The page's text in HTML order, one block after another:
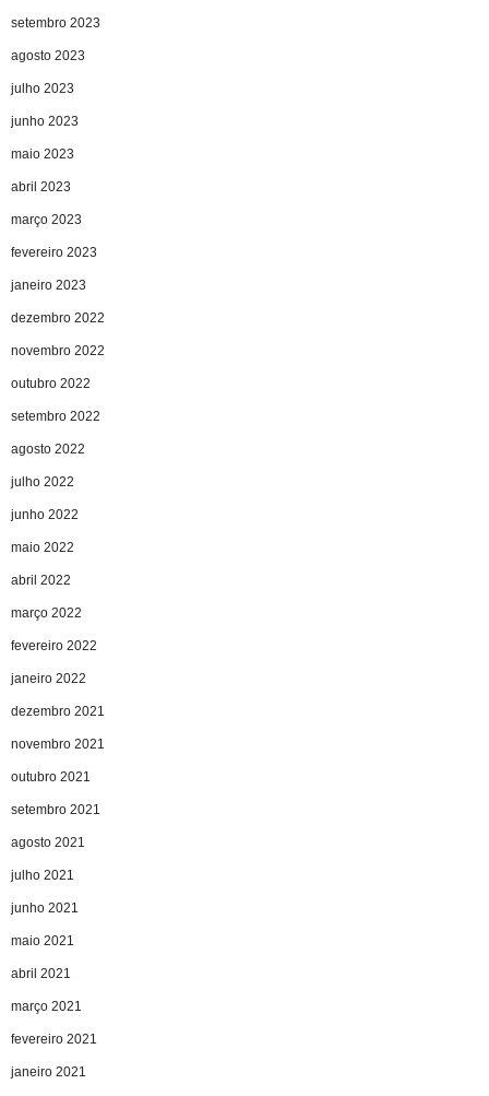
setembro 2023
agosto 2023
julho 2023
junho 2023
maio 2023
abril 2023
março 2023
fevereiro 2023
janeiro 2023
dezembro 2022
novembro 2022
outubro 2022
setembro 2022
agosto 2022
julho 2022
junho 2022
maio 2022
abril 2022
março 2022
fevereiro 2022
janeiro 2022
dezembro 2021
novembro 2021
outubro 2021
setembro 2021
agosto 2021
julho 2021
junho 2021
maio 2021
abril 2021
março 2021
fevereiro 2021
janeiro 2021